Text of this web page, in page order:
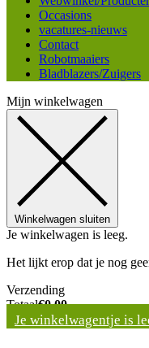
Occasions
vacatures-nieuws
Contact
Robotmaaiers
Bladblazers/Zuigers
Mijn winkelwagen
Winkelwagen sluiten
Je winkelwagen is leeg.
Het lijkt erop dat je nog
Verzending
Totaal€0,00
Je winkelwagentje is